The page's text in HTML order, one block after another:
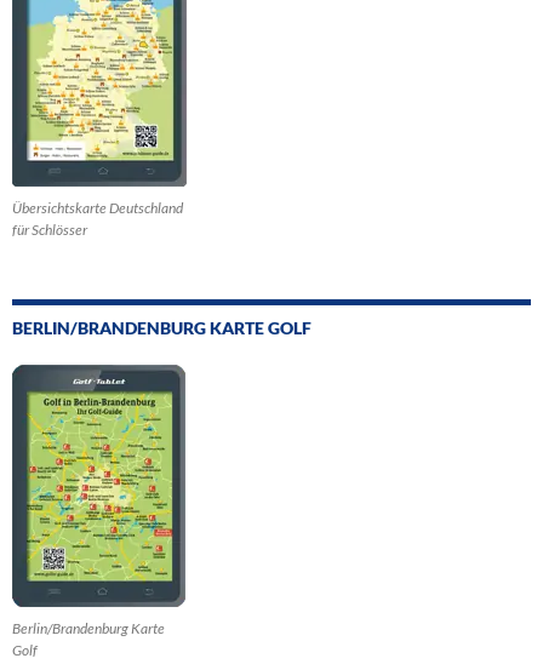
Übersichtskarte Deutschland
für Schlösser
BERLIN/BRANDENBURG KARTE GOLF
Berlin/Brandenburg Karte
Golf